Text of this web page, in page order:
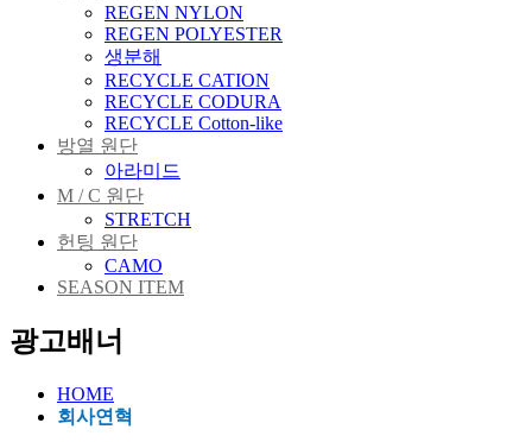
REGEN NYLON
REGEN POLYESTER
생분해
RECYCLE CATION
RECYCLE CODURA
RECYCLE Cotton-like
방열 원단
아라미드
M / C 원단
STRETCH
헌팅 원단
CAMO
SEASON ITEM
광고배너
HOME
회사연혁